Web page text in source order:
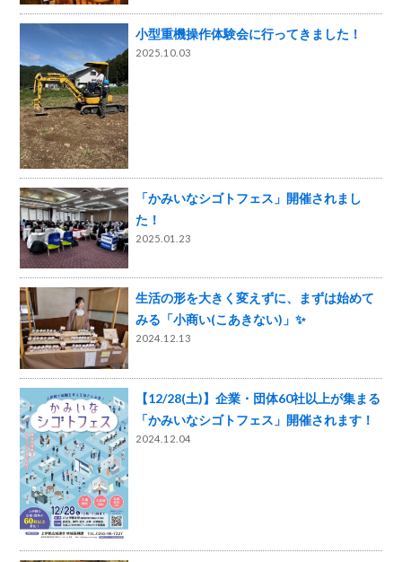
小型重機操作体験会に行ってきました！
2025.10.03
「かみいなシゴトフェス」開催されまし
た！
2025.01.23
生活の形を大きく変えずに、まずは始めて
みる「小商い(こあきない)」✨
2024.12.13
【12/28(土)】企業・団体60社以上が集まる
「かみいなシゴトフェス」開催されます！
2024.12.04